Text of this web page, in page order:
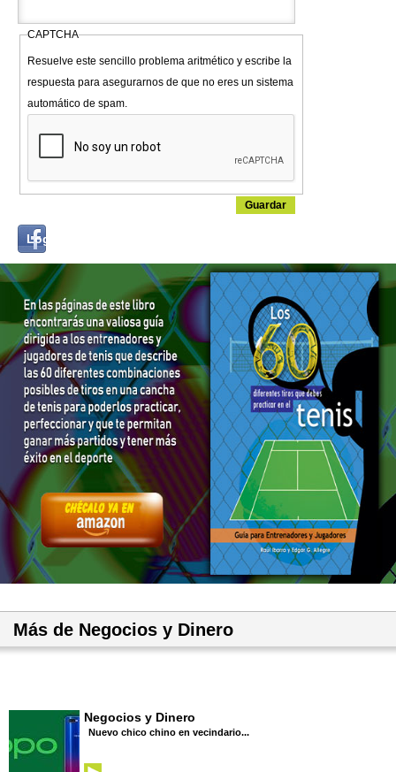
CAPTCHA
Resuelve este sencillo problema aritmético y escribe la
respuesta para asegurarnos de que no eres un sistema
automático de spam.
Log in with...
Más de Negocios y Dinero
Negocios y Dinero
Nuevo chico chino en vecindario...